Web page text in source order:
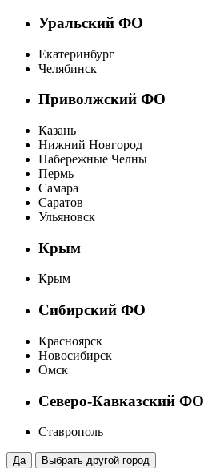
Уральский ФО
Екатеринбург
Челябинск
Приволжский ФО
Казань
Нижний Новгород
Набережные Челны
Пермь
Самара
Саратов
Ульяновск
Крым
Крым
Сибирский ФО
Красноярск
Новосибирск
Омск
Северо-Кавказский ФО
Ставрополь